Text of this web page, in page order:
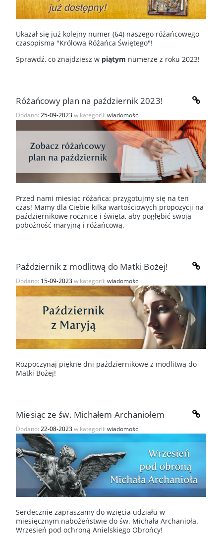
Ukazał się już kolejny numer (64) naszego różańcowego
czasopisma "Królowa Różańca Świętego"!
Sprawdź, co znajdziesz w piątym numerze z roku 2023!
Różańcowy plan na październik 2023!
Dodano: 25-09-2023w kategorii: wiadomości
Przed nami miesiąc różańca: przygotujmy się na ten
czas! Mamy dla Ciebie kilka wartościowych propozycji na
październikowe rocznice i święta, aby pogłębić swoją
pobożność maryjną i różańcową.
Październik z modlitwą do Matki Bożej!
Dodano: 15-09-2023w kategorii: wiadomości
Rozpoczynaj piękne dni październikowe z modlitwą do
Matki Bożej!
Miesiąc ze św. Michałem Archaniołem
Dodano: 22-08-2023w kategorii: wiadomości
Serdecznie zapraszamy do wzięcia udziału w
miesięcznym nabożeństwie do św. Michała Archanioła.
Wrzesień pod ochroną Anielskiego Obrońcy!